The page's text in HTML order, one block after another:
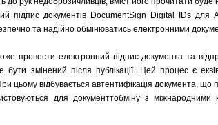
підпис документів DocumentSign Digital IDs для
та надійно обмінюватись електронними
провести електронний підпис документа та
змінений після публікації. Цей процес є
цьому відбувається автентифікація документа, що
для документтобміну з міжнародними